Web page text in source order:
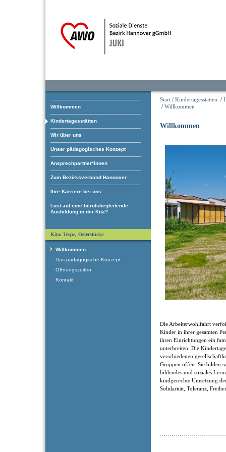
Willkommen
Kindertagesstätten
Wir über uns
Unser pädagogisches Konzept
Ansprechpartner*innen
Zum Bezirksverband Hannover
Ihre Karriere bei uns
Lust auf eine berufsbegleitende
Ausbildung in der Kita?
Start / Kindertagesstätten /
/ Willkommen
Willkommen
Die Arbeiterwohlfahrt
Kinder in ihrer gesamten
ihren Einrichtungen ein
unterbreiten. Die
verschiedenen
Gruppen offen. Sie bilden
bildendes und soziales
kindgerechte Umsetzung
Solidarität, Toleranz,
Kita: Tespe, Osterstücke
Willkommen
Das pädagogische Konzept
Öffnungszeiten
Kontakt